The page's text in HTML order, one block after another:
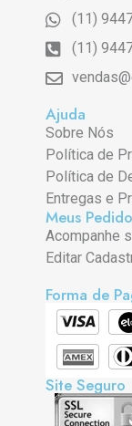
(11)
(11)
Ajuda
Sobre Nós
Política de
Política de
Entregas e
Meus
Acompanhe
Editar
Forma de
Site Seguro